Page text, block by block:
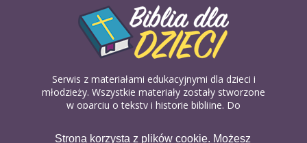
Strona korzysta z plików cookie. Możesz
Serwis z materiałami edukacyjnymi dla dzieci i
młodzieży. Wszystkie materiały zostały stworzone
w oparciu o teksty i historie biblijne. Do
biblijnych. Można je pobierać, drukować i